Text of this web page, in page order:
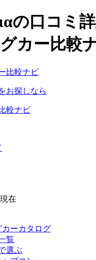
の口コミ
カー比較
お探しなら
較ナビ
在
ーカタログ
覧
選ぶ